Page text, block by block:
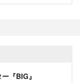
『BIG』